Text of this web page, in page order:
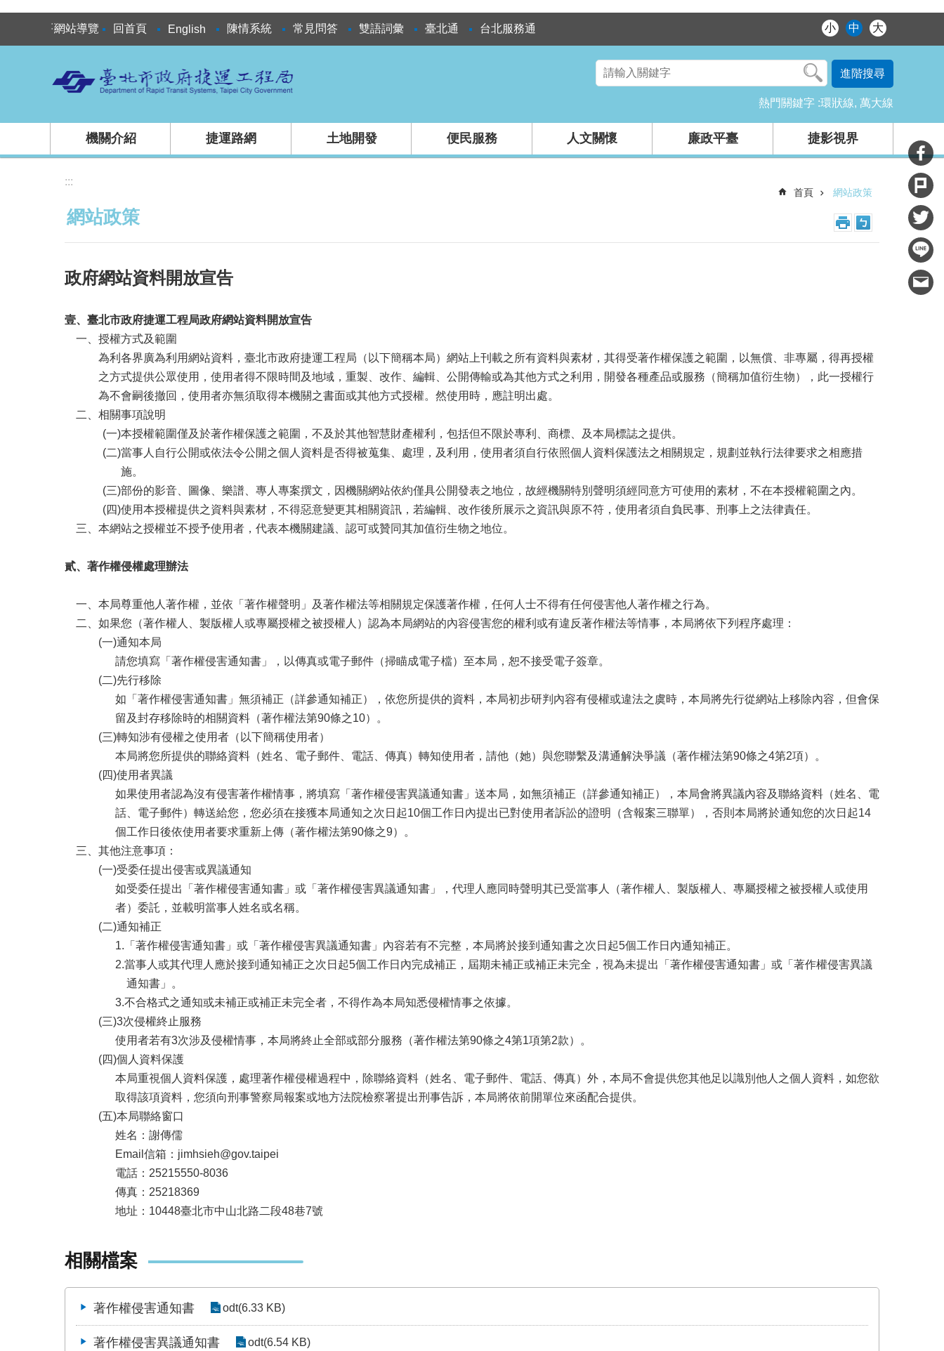
跳到主要內容區塊
:::網站導覽 回首頁 English 陳情系統 常見問答 雙語詞彙 臺北通 台北服務通 小 中 大
進階搜尋
熱門關鍵字 環狀線 萬大線
機關介紹 捷運路網 土地開發 便民服務 人文關懷 廉政平臺 捷影視界
:::
首頁 網站政策
網站政策
政府網站資料開放宣告
壹、臺北市政府捷運工程局政府網站資料開放宣告
一、授權方式及範圍
為利各界廣為利用網站資料，臺北市政府捷運工程局（以下簡稱本局）網站上刊載之所有資料與素材，其得受著作權保護之範圍，以無償、非專屬，得再授權
之方式提供公眾使用，使用者得不限時間及地域，重製、改作、編輯、公開傳輸或為其他方式之利用，開發各種產品或服務（簡稱加值衍生物），此一授權行
為不會嗣後撤回，使用者亦無須取得本機關之書面或其他方式授權。然使用時，應註明出處。
二、相關事項說明
(一)本授權範圍僅及於著作權保護之範圍，不及於其他智慧財產權利，包括但不限於專利、商標、及本局標誌之提供。
(二)當事人自行公開或依法令公開之個人資料是否得被蒐集、處理，及利用，使用者須自行依照個人資料保護法之相關規定，規劃並執行法律要求之相應措
施。
(三)部份的影音、圖像、樂譜、專人專案撰文，因機關網站依約僅具公開發表之地位，故經機關特別聲明須經同意方可使用的素材，不在本授權範圍之內。
(四)使用本授權提供之資料與素材，不得惡意變更其相關資訊，若編輯、改作後所展示之資訊與原不符，使用者須自負民事、刑事上之法律責任。
三、本網站之授權並不授予使用者，代表本機關建議、認可或贊同其加值衍生物之地位。
貳、著作權侵權處理辦法
一、本局尊重他人著作權，並依「著作權聲明」及著作權法等相關規定保護著作權，任何人士不得有任何侵害他人著作權之行為。
二、如果您（著作權人、製版權人或專屬授權之被授權人）認為本局網站的內容侵害您的權利或有違反著作權法等情事，本局將依下列程序處理：
(一)通知本局
請您填寫「著作權侵害通知書」，以傳真或電子郵件（掃瞄成電子檔）至本局，恕不接受電子簽章。
(二)先行移除
如「著作權侵害通知書」無須補正（詳參通知補正），依您所提供的資料，本局初步研判內容有侵權或違法之虞時，本局將先行從網站上移除內容，但會保
留及封存移除時的相關資料（著作權法第90條之10）。
(三)轉知涉有侵權之使用者（以下簡稱使用者）
本局將您所提供的聯絡資料（姓名、電子郵件、電話、傳真）轉知使用者，請他（她）與您聯繫及溝通解決爭議（著作權法第90條之4第2項）。
(四)使用者異議
如果使用者認為沒有侵害著作權情事，將填寫「著作權侵害異議通知書」送本局，如無須補正（詳參通知補正），本局會將異議內容及聯絡資料（姓名、電
話、電子郵件）轉送給您，您必須在接獲本局通知之次日起10個工作日內提出已對使用者訴訟的證明（含報案三聯單），否則本局將於通知您的次日起14
個工作日後依使用者要求重新上傳（著作權法第90條之9）。
三、其他注意事項：
(一)受委任提出侵害或異議通知
如受委任提出「著作權侵害通知書」或「著作權侵害異議通知書」，代理人應同時聲明其已受當事人（著作權人、製版權人、專屬授權之被授權人或使用
者）委託，並載明當事人姓名或名稱。
(二)通知補正
1.「著作權侵害通知書」或「著作權侵害異議通知書」內容若有不完整，本局將於接到通知書之次日起5個工作日內通知補正。
2.當事人或其代理人應於接到通知補正之次日起5個工作日內完成補正，屆期未補正或補正未完全，視為未提出「著作權侵害通知書」或「著作權侵害異議
通知書」。
3.不合格式之通知或未補正或補正未完全者，不得作為本局知悉侵權情事之依據。
(三)3次侵權終止服務
使用者若有3次涉及侵權情事，本局將終止全部或部分服務（著作權法第90條之4第1項第2款）。
(四)個人資料保護
本局重視個人資料保護，處理著作權侵權過程中，除聯絡資料（姓名、電子郵件、電話、傳真）外，本局不會提供您其他足以識別他人之個人資料，如您欲
取得該項資料，您須向刑事警察局報案或地方法院檢察署提出刑事告訴，本局將依前開單位來函配合提供。
(五)本局聯絡窗口
姓名：謝傳儒
Email信箱：jimhsieh@gov.taipei
電話：25215550-8036
傳真：25218369
地址：10448臺北市中山北路二段48巷7號
相關檔案
著作權侵害通知書 odt(6.33 KB)
著作權侵害異議通知書 odt(6.54 KB)